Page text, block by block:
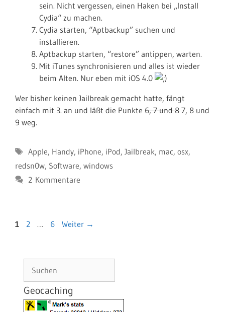
sein. Nicht vergessen, einen Haken bei „Install
Cydia“ zu machen.
Cydia starten, “Aptbackup” suchen und
installieren.
Aptbackup starten, “restore” antippen, warten.
Mit iTunes synchronisieren und alles ist wieder
beim Alten. Nur eben mit iOS 4.0
Wer bisher keinen Jailbreak gemacht hatte, fängt
einfach mit 3. an und läßt die Punkte 6, 7 und 8 7, 8 und
9 weg.
Schlagwörter
Apple, Handy, iPhone, iPod, Jailbreak, mac, osx,
redsn0w, Software, windows
2 Kommentare
Seite
1 Seite
2 … Seite
6 Weiter →
Geocaching